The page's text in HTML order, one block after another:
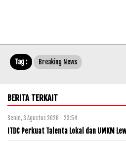
Tag : Breaking News
BERITA TERKAIT
Senin, 3 Agustus 2026 - 23:54
ITDC Perkuat Talenta Lokal dan UMKM